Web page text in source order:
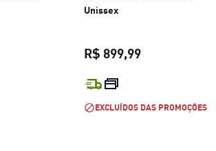
atual R$ 899,99
Unissex
R$ 899,99
EXCLUÍDOS DAS PROMOÇÕES